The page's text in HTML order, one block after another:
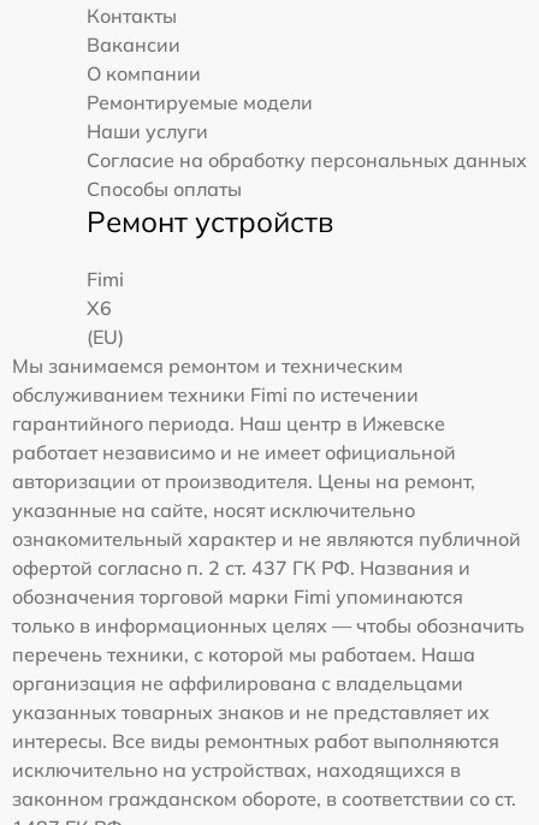
Контакты
Вакансии
О компании
Ремонтируемые модели
Наши услуги
Согласие на обработку персональных данных
Способы оплаты
Ремонт устройств
Fimi
X6
(EU)
Мы занимаемся ремонтом и техническим
обслуживанием техники Fimi по истечении
гарантийного периода. Наш центр в Ижевске
работает независимо и не имеет официальной
авторизации от производителя. Цены на ремонт,
указанные на сайте, носят исключительно
ознакомительный характер и не являются публичной
офертой согласно п. 2 ст. 437 ГК РФ. Названия и
обозначения торговой марки Fimi упоминаются
только в информационных целях — чтобы обозначить
перечень техники, с которой мы работаем. Наша
организация не аффилирована с владельцами
указанных товарных знаков и не представляет их
интересы. Все виды ремонтных работ выполняются
исключительно на устройствах, находящихся в
законном гражданском обороте, в соответствии со ст.